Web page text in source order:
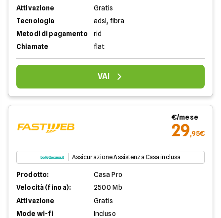
Attivazione
Gratis
Tecnologia
adsl, fibra
Metodi di pagamento
rid
Chiamate
flat
VAI
€/mese
29,95€
Assicurazione Assistenza Casa inclusa
Prodotto:
Casa Pro
Velocità (fino a):
2500 Mb
Attivazione
Gratis
Mode wi-fi
Incluso